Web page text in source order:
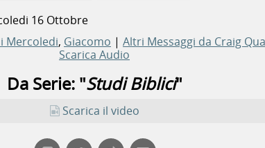
16 Ottobre
Mercoledi, Giacomo | Altri Messaggi da Craig
Scarica Audio
Da Serie: "Studi Biblici"
Scarica il video